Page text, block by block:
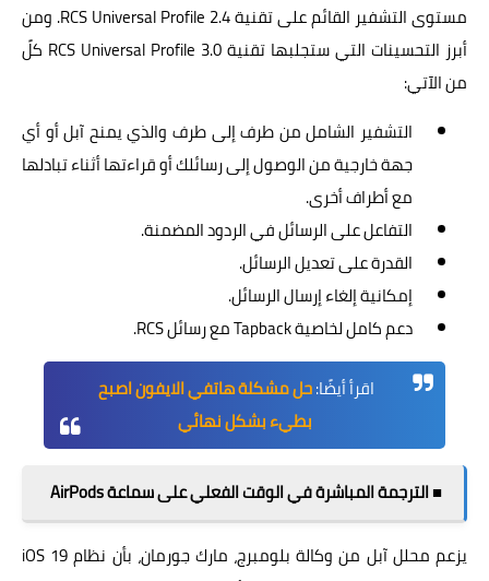
مستوى التشفير القائم على تقنية RCS Universal Profile 2.4. ومن
أبرز التحسينات التي ستجلبها تقنية RCS Universal Profile 3.0 كلً
من الآتي:
التشفير الشامل من طرف إلى طرف والذي يمنح آبل أو أي
جهة خارجية من الوصول إلى رسائلك أو قراءتها أثناء تبادلها
مع أطراف أخرى.
التفاعل على الرسائل في الردود المضمنة.
القدرة على تعديل الرسائل.
إمكانية إلغاء إرسال الرسائل.
دعم كامل لخاصية Tapback مع رسائل RCS.
اقرأ أيضًا:حل مشكلة هاتفي الايفون اصبح
بطيء بشكل نهائي
■ الترجمة المباشرة في الوقت الفعلي على سماعة AirPods
يزعم محلل آبل من وكالة بلومبرج، مارك جورمان، بأن نظام iOS 19